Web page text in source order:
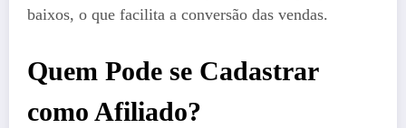
baixos, o que facilita a conversão das vendas.
Quem Pode se Cadastrar
como Afiliado?